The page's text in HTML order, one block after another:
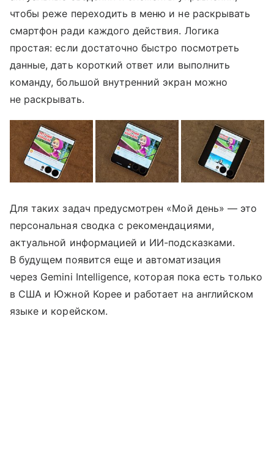
чтобы реже переходить в меню и не раскрывать
смартфон ради каждого действия. Логика
простая: если достаточно быстро посмотреть
данные, дать короткий ответ или выполнить
команду, большой внутренний экран можно
не раскрывать.
Для таких задач предусмотрен «Мой день» — это
персональная сводка с рекомендациями,
актуальной информацией и ИИ-подсказками.
В будущем появится еще и автоматизация
через Gemini Intelligence, которая пока есть только
в США и Южной Корее и работает на английском
языке и корейском.